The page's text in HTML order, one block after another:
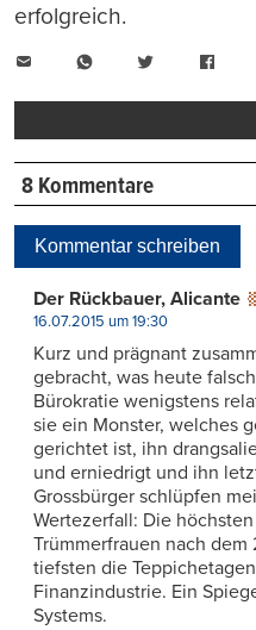
erfolgreich.
WhatsAppTwitter
8 Kommentare
Kommentar schreiben
Der Rückbauer, Alicante
16.07.2015 um 19:30
Kurz und prägnant
gebracht, was heute
Bürokratie wenigstens
sie ein Monster, welches
gerichtet ist, ihn
und erniedrigt und ihn
Grossbürger schlüpfen
Wertezerfall: Die
Trümmerfrauen nach
tiefsten die
Finanzindustrie. Ein
Systems.